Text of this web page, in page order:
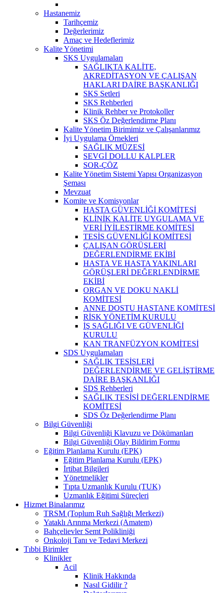
Hastanemiz
Tarihçemiz
Değerlerimiz
Amaç ve Hedeflerimiz
Kalite Yönetimi
SKS Uygulamaları
SAĞLIKTA KALİTE,
AKREDİTASYON VE ÇALIŞAN
HAKLARI DAİRE BAŞKANLIĞI
SKS Setleri
SKS Rehberleri
Klinik Rehber ve Protokoller
SKS Öz Değerlendirme Planı
Kalite Yönetim Birimimiz ve Çalışanlarımız
İyi Uygulama Örnekleri
SAĞLIK MÜZESİ
SEVGİ DOLLU KALPLER
SOR-ÇÖZ
Kalite Yönetim Sistemi Yapısı Organizasyon
Şeması
Mevzuat
Komite ve Komisyonlar
HASTA GÜVENLİĞİ KOMİTESİ
KLİNİK KALİTE UYGULAMA VE
VERİ İYİLEŞTİRME KOMİTESİ
TESİS GÜVENLİĞİ KOMİTESİ
ÇALIŞAN GÖRÜŞLERİ
DEĞERLENDİRME EKİBİ
HASTA VE HASTA YAKINLARI
GÖRÜŞLERİ DEĞERLENDİRME
EKİBİ
ORGAN VE DOKU NAKLİ
KOMİTESİ
ANNE DOSTU HASTANE KOMİTESİ
RİSK YÖNETİM KURULU
İŞ SAĞLIĞI VE GÜVENLİĞİ
KURULU
KAN TRANFÜZYON KOMİTESİ
SDS Uygulamaları
SAĞLIK TESİSLERİ
DEĞERLENDİRME VE GELİŞTİRME
DAİRE BAŞKANLIĞI
SDS Rehberleri
SAĞLIK TESİSİ DEĞERLENDİRME
KOMİTESİ
SDS Öz Değerlendirme Planı
Bilgi Güvenliği
Bilgi Güvenliği Klavuzu ve Dökümanları
Bilgi Güvenliği Olay Bildirim Formu
Eğitim Planlama Kurulu (EPK)
Eğitim Planlama Kurulu (EPK)
İrtibat Bilgileri
Yönetmelikler
Tıpta Uzmanlık Kurulu (TUK)
Uzmanlık Eğitimi Süreçleri
Hizmet Binalarımız
TRSM (Toplum Ruh Sağlığı Merkezi)
Yataklı Arınma Merkezi (Amatem)
Bahçelievler Semt Polikliniği
Onkoloji Tanı ve Tedavi Merkezi
Tıbbi Birimler
Klinikler
Acil
Klinik Hakkında
Nasıl Gidilir ?